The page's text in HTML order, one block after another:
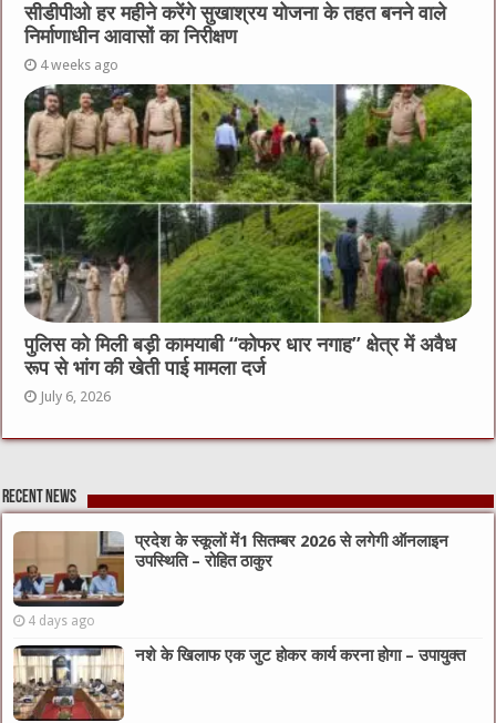
सीडीपीओ हर महीने करेंगे सुखाश्रय योजना के तहत बनने वाले
निर्माणाधीन आवासों का निरीक्षण
4 weeks ago
पुलिस को मिली बड़ी कामयाबी “कोफर धार नगाह” क्षेत्र में अवैध
रूप से भांग की खेती पाई मामला दर्ज
July 6, 2026
Recent News
प्रदेश के स्कूलों में1 सितम्बर 2026 से लगेगी ऑनलाइन
उपस्थिति – रोहित ठाकुर
4 days ago
नशे के खिलाफ एक जुट होकर कार्य करना होगा – उपायुक्त